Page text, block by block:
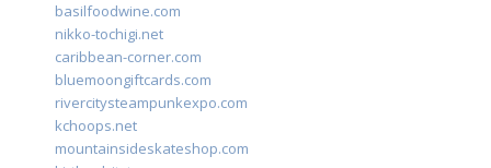
basilfoodwine.com
nikko-tochigi.net
caribbean-corner.com
bluemoongiftcards.com
rivercitysteampunkexpo.com
kchoops.net
mountainsideskateshop.com